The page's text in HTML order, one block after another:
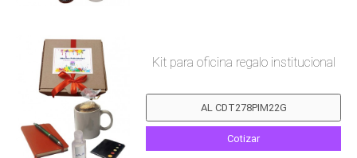
Kit para oficina regalo institucional
Cotizar